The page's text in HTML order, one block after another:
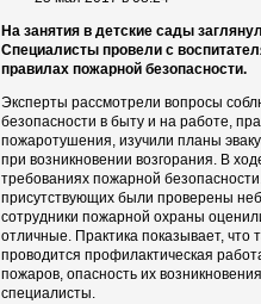
На занятия в детские сады
Специалисты провели с
правилах пожарной безопасности.
Эксперты рассмотрели вопросы
безопасности в быту и на работе,
пожаротушения, изучили планы
при возникновении возгорания. В
требованиях пожарной
присутствующих были проверены
сотрудники пожарной охраны
отличные. Практика показывает, что
проводится профилактическая
пожаров, опасность их
специалисты.